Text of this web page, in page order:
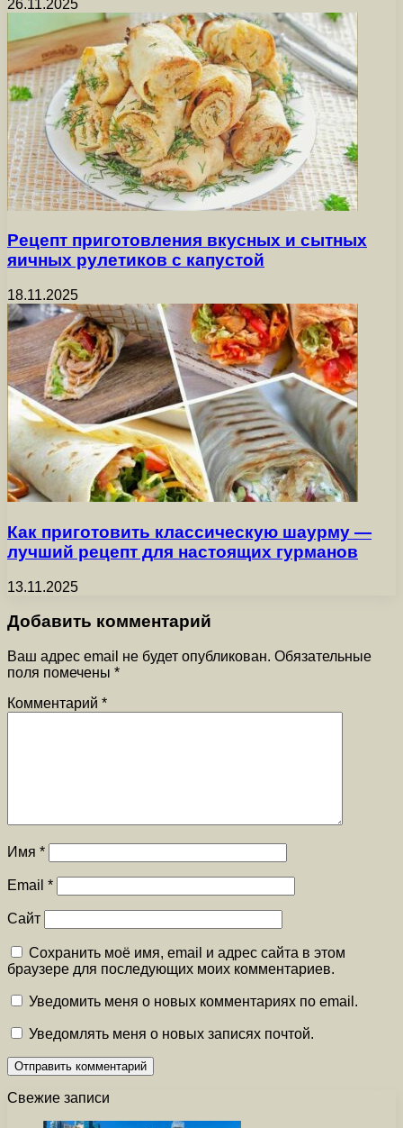
26.11.2025
Рецепт приготовления вкусных и сытных
яичных рулетиков с капустой
18.11.2025
Как приготовить классическую шаурму —
лучший рецепт для настоящих гурманов
13.11.2025
Добавить комментарий
Ваш адрес email не будет опубликован. Обязательные
поля помечены *
Комментарий *
Имя *
Email *
Сайт
Сохранить моё имя, email и адрес сайта в этом
браузере для последующих моих комментариев.
Уведомить меня о новых комментариях по email.
Уведомлять меня о новых записях почтой.
Свежие записи